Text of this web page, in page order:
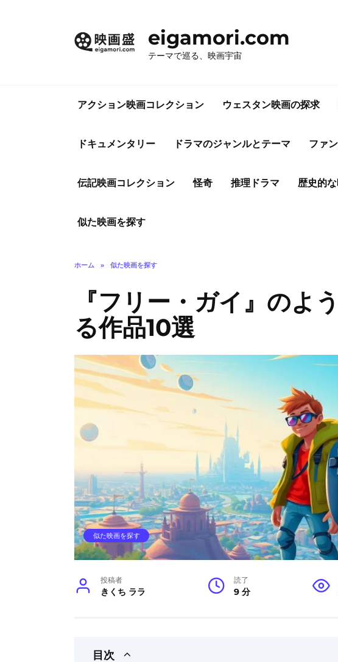
eigamori.com
テーマで巡る、映画宇宙
アクション映画コレクション ウェスタン映画の探求
ドキュメンタリー ドラマのジャンルとテーマ ファ
伝記映画コレクション 怪奇 推理ドラマ 歴史的
似た映画を探す
ホーム » 似た映画を探す
『フリー・ガイ』のよ
る作品10選
似た映画を探す
投稿者
きくち ララ
読了
9 分
目次